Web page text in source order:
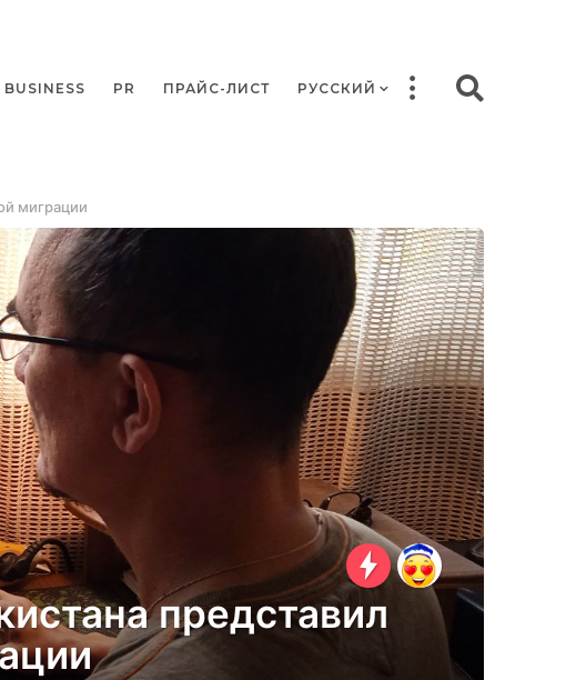
BUSINESS PR ПРАЙС-ЛИСТ РУССКИЙ
миграции
представил